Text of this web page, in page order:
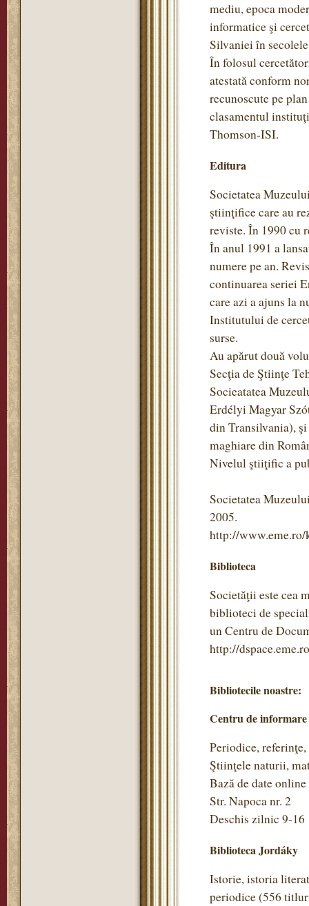
mediu, epoca
informatice şi
Silvaniei în
În folosul
atestată conform
recunoscute pe
clasamentul
Thomson-ISI.
Editura
Societatea
ştiinţifice care au
reviste. În 1990 cu
În anul 1991 a
numere pe an.
continuarea seriei
care azi a ajuns la
Institutului de
surse.
Au apărut două
Secţia de Ştiinţe
Socieatatea
Erdélyi Magyar
din Transilvania),
maghiare din
Nivelul ştiiţific a
Societatea
2005.
http://
Biblioteca
Societăţii este cea
biblioteci de
un Centru de
http://
Bibliotecile noastre:
Centru de
Periodice,
Ştiinţele naturii,
Bază de date online
Str. Napoca nr. 2
Deschis zilnic 9-16
Biblioteca Jordáky
Istorie, istoria
periodice (556